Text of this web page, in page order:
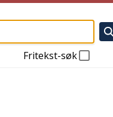
Fritekst-søk